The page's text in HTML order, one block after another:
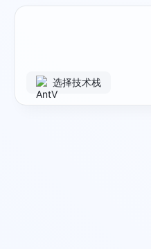
选择技术栈